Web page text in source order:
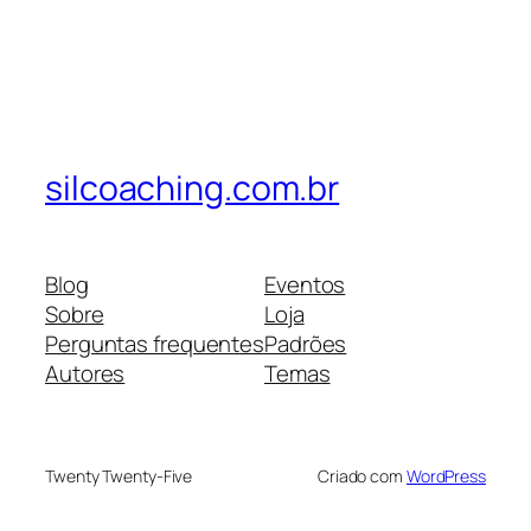
silcoaching.com.br
Blog
Sobre
Perguntas frequentes
Autores
Eventos
Loja
Padrões
Temas
Twenty Twenty-Five Criado com WordPress